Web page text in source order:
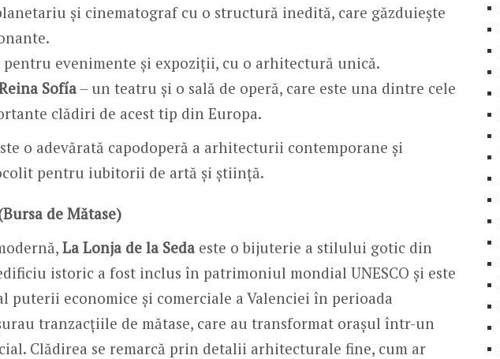
și cinematograf cu o structură inedită, care găzduiește
pentru evenimente și expoziții, cu o arhitectură unică.
Sofía – un teatru și o sală de operă, care este una dintre cele
clădiri de acest tip din Europa.
o adevărată capodoperă a arhitecturii contemporane și
pentru iubitorii de artă și știință.
de Mătase)
La Lonja de la Seda este o bijuterie a stilului gotic din
istoric a fost inclus în patrimoniul mondial UNESCO și este
puterii economice și comerciale a Valenciei în perioada
tranzacțiile de mătase, care au transformat orașul într-un
Clădirea se remarcă prin detalii arhitecturale fine, cum ar